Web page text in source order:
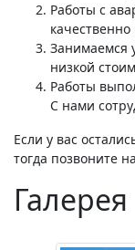
Работы с
Занимаемся
низкой
Работы
С нами
Если у вас
тогда позвоните
Галерея